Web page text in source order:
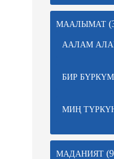
МААЛЫМАТ
ААЛАМ
БИР
МИҢ
МАДАНИЯТ